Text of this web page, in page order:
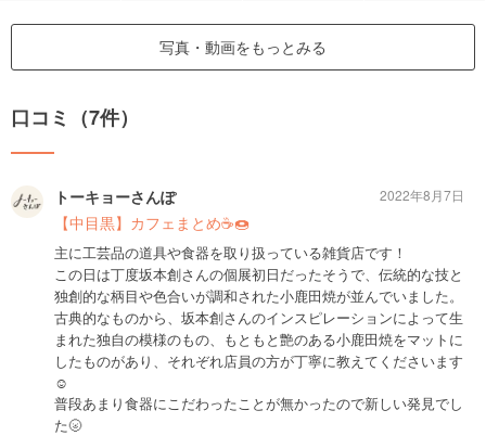
写真・動画をもっとみる
口コミ（7件）
トーキョーさんぽ
【中目黒】カフェまとめ☕️🍩
主に工芸品の道具や食器を取り扱っている雑貨店です！
この日は丁度坂本創さんの個展初日だったそうで、伝統的な技と
独創的な柄目や色合いが調和された小鹿田焼が並んでいました。
古典的なものから、坂本創さんのインスピレーションによって生
まれた独自の模様のもの、もともと艶のある小鹿田焼をマットに
したものがあり、それぞれ店員の方が丁寧に教えてくださいます
☺️
普段あまり食器にこだわったことが無かったので新しい発見でし
た🌝
2022年8月7日